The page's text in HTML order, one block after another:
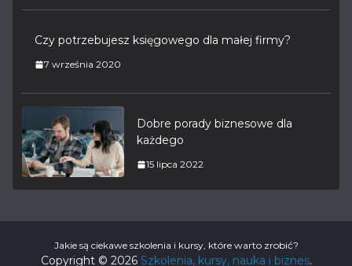
Czy potrzebujesz księgowego dla małej firmy?
7 września 2020
Dobre porady biznesowe dla
każdego
15 lipca 2022
Jakie są ciekawe szkolenia i kursy, które warto zrobić?
Copyright © 2026 Szkolenia, kursy, nauka i biznes.